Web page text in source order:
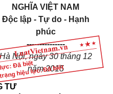
Đã biết
hiệu lực: Đã biết
NGHĨA VIỆT NAM
Độc lập - Tự do - Hạnh
phúc
---------------
Nội, ngày 30 tháng 12
năm 2015
TƯ